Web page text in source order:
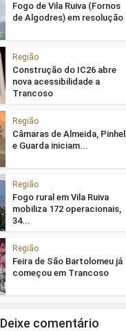
Fogo de Vila Ruiva (Fornos
de Algodres) em resolução
Região
Construção do IC26 abre
nova acessibilidade a
Trancoso
Região
Câmaras de Almeida, Pinhel
e Guarda iniciam...
Região
Fogo rural em Vila Ruiva
mobiliza 172 operacionais,
34...
Região
Feira de São Bartolomeu já
começou em Trancoso
Deixe comentário